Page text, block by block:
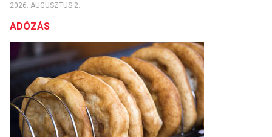
2026. AUGUSZTUS 2.
ADÓZÁS